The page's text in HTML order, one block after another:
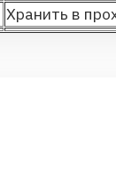
Хранить в